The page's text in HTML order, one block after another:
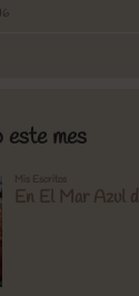
este mes